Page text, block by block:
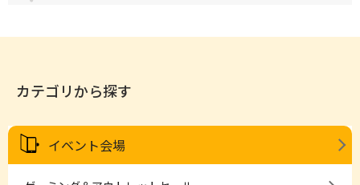
カテゴリから探す
イベント会場